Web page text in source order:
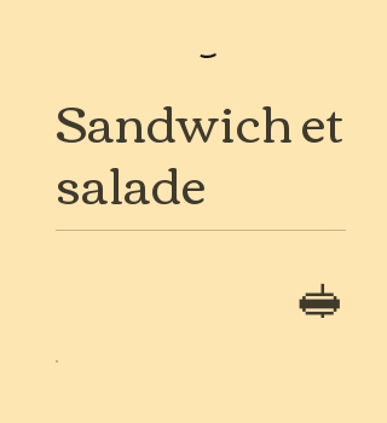
Sandwich et
salade
🥪